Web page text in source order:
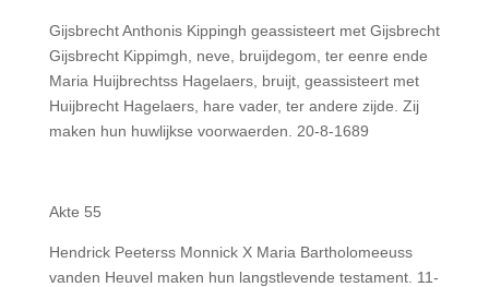
Gijsbrecht Anthonis Kippingh geassisteert met Gijsbrecht
Gijsbrecht Kippimgh, neve, bruijdegom, ter eenre ende
Maria Huijbrechtss Hagelaers, bruijt, geassisteert met
Huijbrecht Hagelaers, hare vader, ter andere zijde. Zij
maken hun huwlijkse voorwaerden. 20-8-1689
Akte 55
Hendrick Peeterss Monnick X Maria Bartholomeeuss
vanden Heuvel maken hun langstlevende testament. 11-